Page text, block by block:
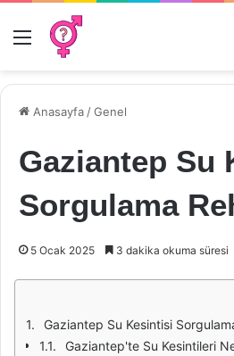
Menü
Anasayfa /Genel
Gaziantep Su
Sorgulama
5 Ocak 2025 3 dakika okuma süresi
Gaziantep Su Kesintisi
Gaziantep'te Su Kesintileri